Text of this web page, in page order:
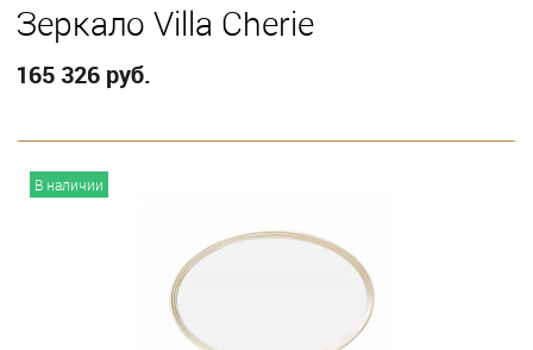
Зеркало Villa Cherie
165 326 руб.
В наличии